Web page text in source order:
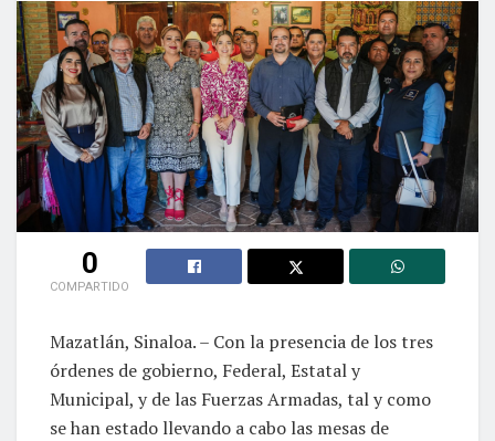
0
COMPARTIDO
Mazatlán, Sinaloa. – Con la presencia de los tres
órdenes de gobierno, Federal, Estatal y
Municipal, y de las Fuerzas Armadas, tal y como
se han estado llevando a cabo las mesas de